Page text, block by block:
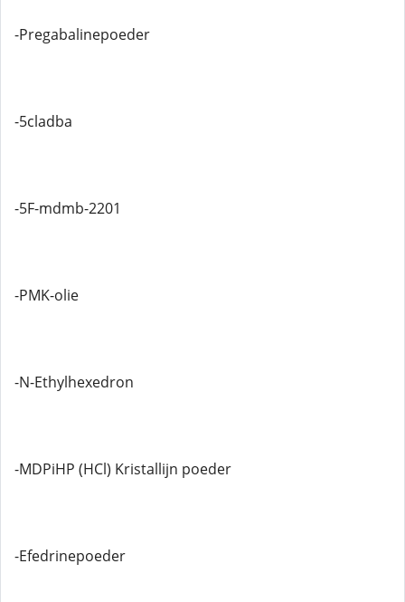
-Pregabalinepoeder
-5cladba
-5F-mdmb-2201
-PMK-olie
-N-Ethylhexedron
-MDPiHP (HCl) Kristallijn poeder
-Efedrinepoeder